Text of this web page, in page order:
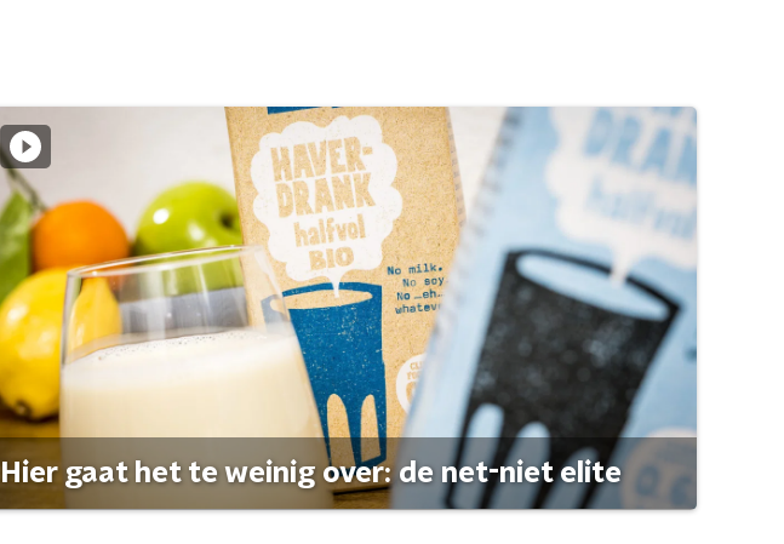
Hier gaat het te weinig over: de net-niet elite